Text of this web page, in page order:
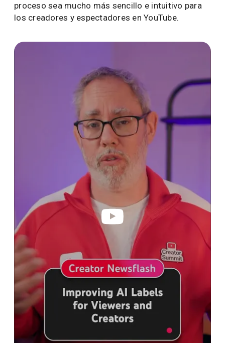
proceso sea mucho más sencillo e intuitivo para
los creadores y espectadores en YouTube.